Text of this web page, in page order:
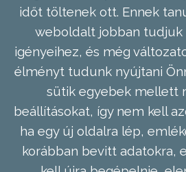
időt töltenek ott. Ennek
weboldalt jobban tudjuk
igényeihez, és még
élményt tudunk nyújtani
sütik egyebek mellett
beállításokat, így nem kell
ha egy új oldalra lép,
korábban bevitt adatokra,